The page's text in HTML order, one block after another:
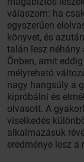
válaszom: ha
egyszerűen
könyvet, és
talán lesz néhány
Önben, amit
mélyreható
nagy hangsúly a
kipróbálni és
olvasott. A
viselkedés
alkalmazásuk
eredménye lesz a